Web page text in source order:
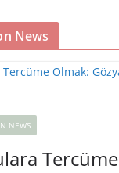
News
NEWS
Tercüme